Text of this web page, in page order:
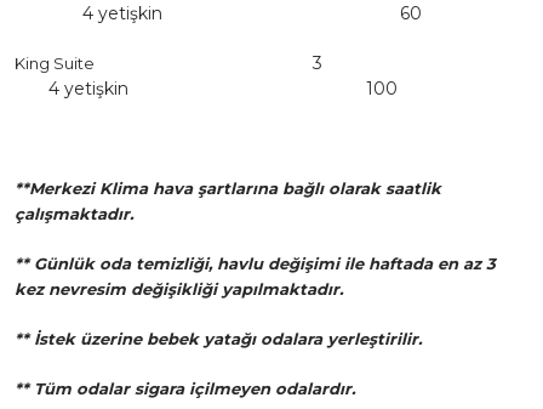
4 yetişkin 60
King Suite3
4 yetişkin 100
**Merkezi Klima hava şartlarına bağlı olarak saatlik
çalışmaktadır.
** Günlük oda temizliği, havlu değişimi ile haftada en az 3
kez nevresim değişikliği yapılmaktadır.
** İstek üzerine bebek yatağı odalara yerleştirilir.
** Tüm odalar sigara içilmeyen odalardır.